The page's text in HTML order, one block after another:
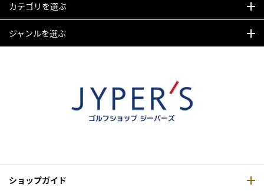
カテゴリを選ぶ
ジャンルを選ぶ
ショップガイド